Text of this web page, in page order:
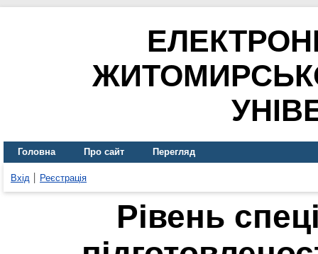
Головна Про сайт Перегляд
Вхід Реєстрація
Рівень